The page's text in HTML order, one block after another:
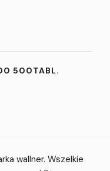
500TABL.
wallner. Wszelkie